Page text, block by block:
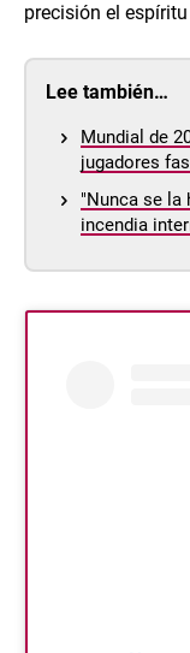
precisión el
Lee también…
Mundial de
jugadores
"Nunca se la
incendia